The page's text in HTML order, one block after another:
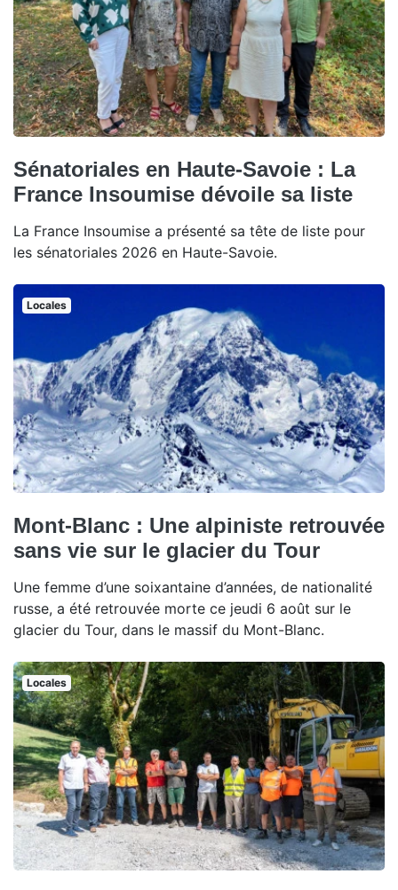
Sénatoriales en Haute-Savoie : La
France Insoumise dévoile sa liste
La France Insoumise a présenté sa tête de liste pour
les sénatoriales 2026 en Haute-Savoie.
Locales
Mont-Blanc : Une alpiniste retrouvée
sans vie sur le glacier du Tour
Une femme d’une soixantaine d’années, de nationalité
russe, a été retrouvée morte ce jeudi 6 août sur le
glacier du Tour, dans le massif du Mont-Blanc.
Locales